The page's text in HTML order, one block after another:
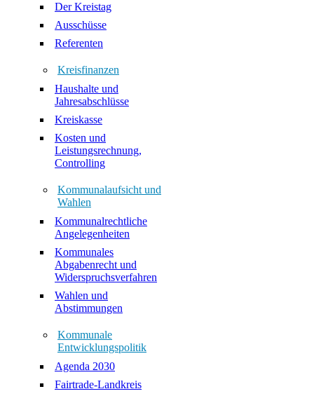
Der Kreistag
Ausschüsse
Referenten
Kreisfinanzen
Haushalte und
Jahresabschlüsse
Kreiskasse
Kosten und
Leistungsrechnung,
Controlling
Kommunalaufsicht und
Wahlen
Kommunalrechtliche
Angelegenheiten
Kommunales
Abgabenrecht und
Widerspruchsverfahren
Wahlen und
Abstimmungen
Kommunale
Entwicklungspolitik
Agenda 2030
Fairtrade-Landkreis